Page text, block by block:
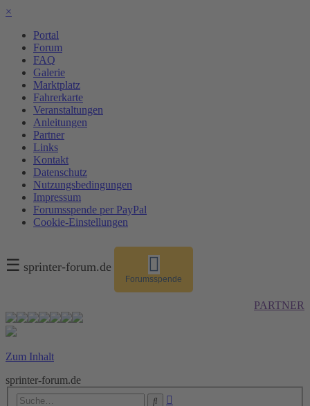
×
Portal
Forum
FAQ
Galerie
Marktplatz
Fahrerkarte
Veranstaltungen
Anleitungen
Partner
Links
Kontakt
Datenschutz
Nutzungsbedingungen
Impressum
Forumsspende per PayPal
Cookie-Einstellungen
☰ sprinter-forum.de
Forumsspende
PARTNER
Zum Inhalt
sprinter-forum.de
Suche